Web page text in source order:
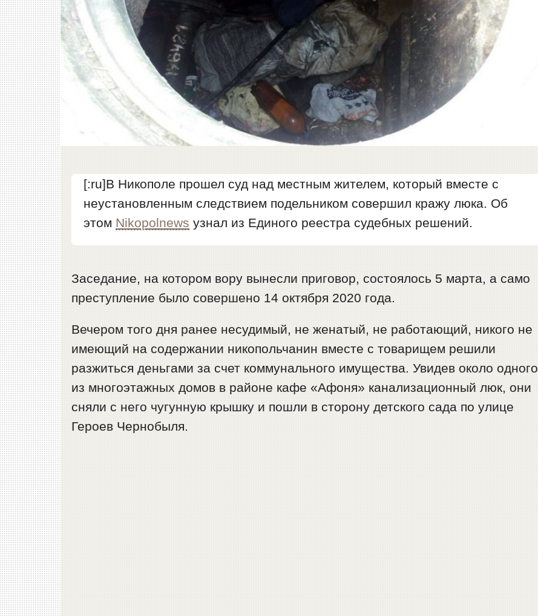
[:ru]В Никополе прошел суд над местным жителем, который вместе с
неустановленным следствием подельником совершил кражу люка. Об
этом Nikopolnews узнал из Единого реестра судебных решений.
Заседание, на котором вору вынесли приговор, состоялось 5 марта, а само
преступление было совершено 14 октября 2020 года.
Вечером того дня ранее несудимый, не женатый, не работающий, никого не
имеющий на содержании никопольчанин вместе с товарищем решили
разжиться деньгами за счет коммунального имущества. Увидев около одного
из многоэтажных домов в районе кафе «Афоня» канализационный люк, они
сняли с него чугунную крышку и пошли в сторону детского сада по улице
Героев Чернобыля.